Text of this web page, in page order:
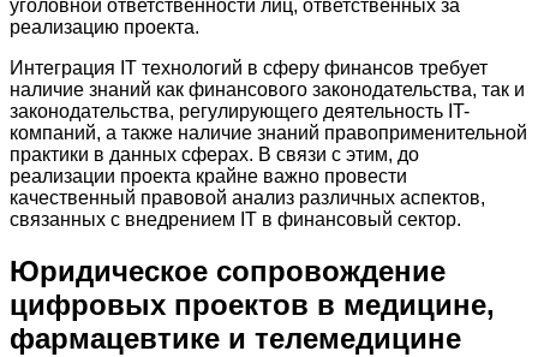
уголовной ответственности лиц, ответственных за
реализацию проекта.
Интеграция IT технологий в сферу финансов требует
наличие знаний как финансового законодательства, так и
законодательства, регулирующего деятельность IT-
компаний, а также наличие знаний правоприменительной
практики в данных сферах. В связи с этим, до
реализации проекта крайне важно провести
качественный правовой анализ различных аспектов,
связанных с внедрением IT в финансовый сектор.
Юридическое сопровождение
цифровых проектов в медицине,
фармацевтике и телемедицине